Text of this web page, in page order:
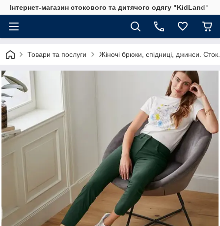
Інтернет-магазин стокового та дитячого одягу "KidLand"
Товари та послуги Жіночі брюки, спідниці, джинси. Сток.